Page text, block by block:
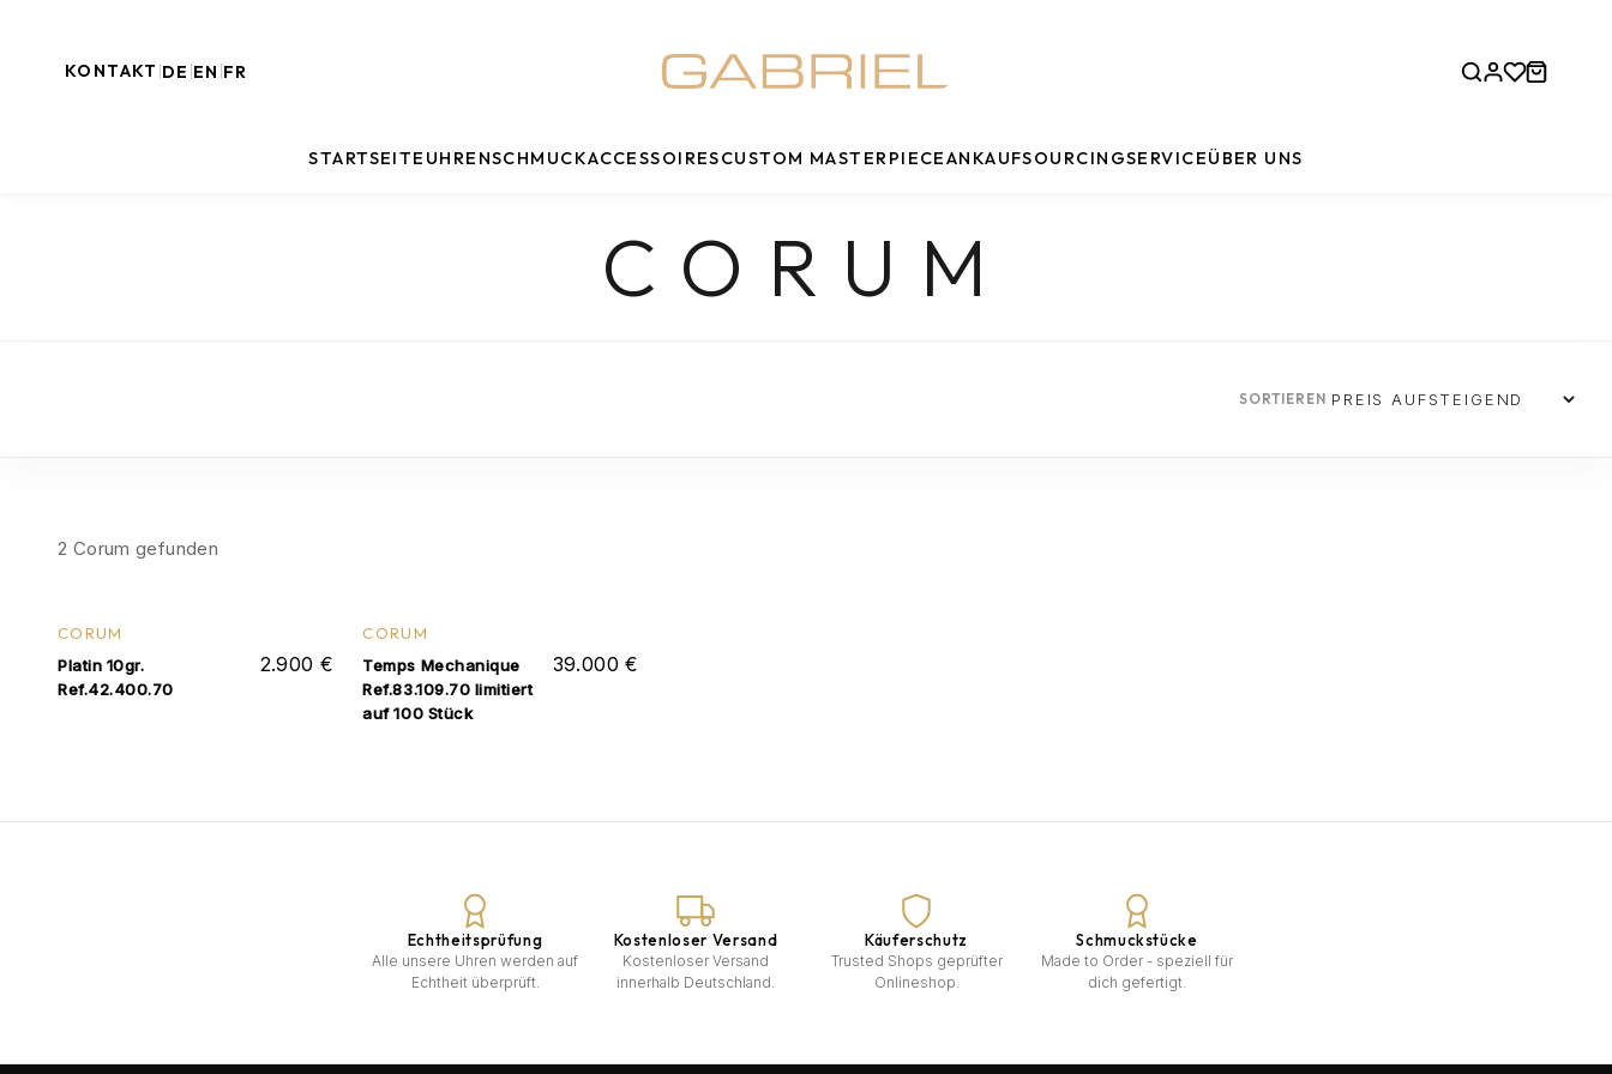
KONTAKT DE EN FR
STARTSEITE UHRENSCHMUCKACCESSOIRESCUSTOM MASTERPIECEANKAUFSOURCINGSERVICEÜBER UNS
CORUM
SORTIEREN
2 Corum gefunden
CORUM
Platin 10gr.
Ref.42.400.70
2.900 €
CORUM
Temps Mechanique
Ref.83.109.70 limitiert
auf 100 Stück
39.000 €
Echtheitsprüfung
Alle unsere Uhren werden auf
Echtheit überprüft.
Kostenloser Versand
Kostenloser Versand
innerhalb Deutschland.
Käuferschutz
Trusted Shops geprüfter
Onlineshop.
Schmuckstücke
Made to Order - speziell für
dich gefertigt.